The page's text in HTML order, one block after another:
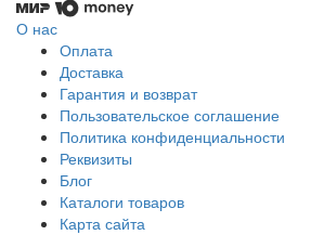
О нас
Оплата
Доставка
Гарантия и возврат
Пользовательское соглашение
Политика конфиденциальности
Реквизиты
Блог
Каталоги товаров
Карта сайта